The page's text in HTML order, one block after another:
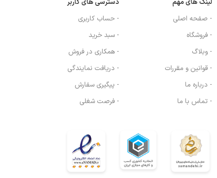
لینک های مهم
- صفحه اصلی
- فروشگاه
- وبلاگ
- قوانین و مقررات
- درباره ما
- تماس با ما
دسترسی های کاربر
- حساب کاربری
- سبد خرید
- همکاری در فروش
- دریافت نمایندگی
- پیگیری سفارش
- فرصت شغلی